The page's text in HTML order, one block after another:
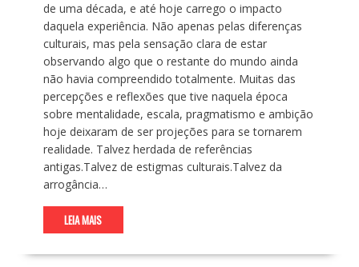
de uma década, e até hoje carrego o impacto
daquela experiência. Não apenas pelas diferenças
culturais, mas pela sensação clara de estar
observando algo que o restante do mundo ainda
não havia compreendido totalmente. Muitas das
percepções e reflexões que tive naquela época
sobre mentalidade, escala, pragmatismo e ambição
hoje deixaram de ser projeções para se tornarem
realidade. Talvez herdada de referências
antigas.Talvez de estigmas culturais.Talvez da
arrogância…
LEIA MAIS